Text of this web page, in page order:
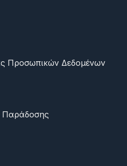
Προσωπικών Δεδομένων
Παράδοσης